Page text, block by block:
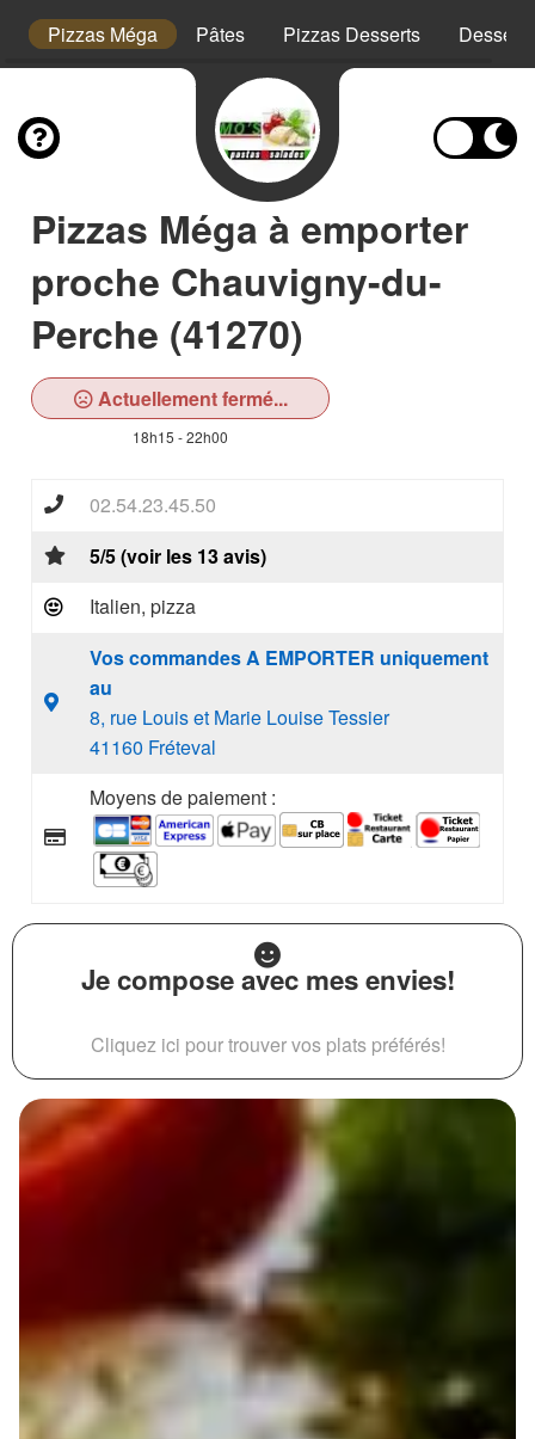
Pizzas Méga Pâtes Pizzas Desserts Desserts
Pizzas Méga à emporter
proche Chauvigny-du-
Perche (41270)
Actuellement fermé...
18h15 - 22h00
02.54.23.45.50
5/5 (voir les 13 avis)
Italien, pizza
Vos commandes A EMPORTER uniquement
au
8, rue Louis et Marie Louise Tessier
41160 Fréteval
Moyens de paiement :
Je compose avec mes envies!
Cliquez ici pour trouver vos plats préférés!